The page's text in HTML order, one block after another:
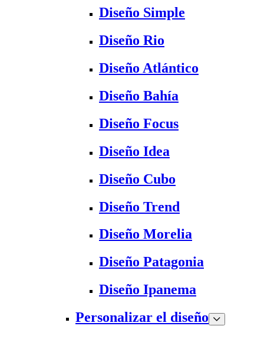
Diseño Simple
Diseño Rio
Diseño Atlántico
Diseño Bahía
Diseño Focus
Diseño Idea
Diseño Cubo
Diseño Trend
Diseño Morelia
Diseño Patagonia
Diseño Ipanema
Personalizar el diseño